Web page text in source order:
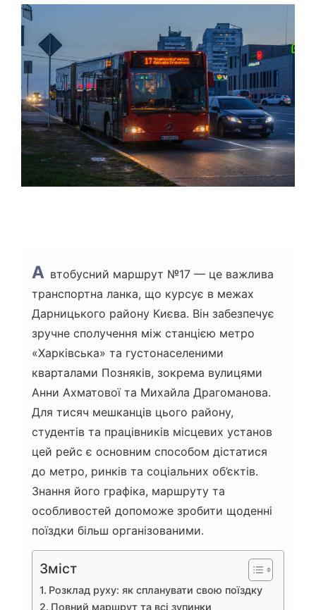
О
В
Н
Й
Ч
А
С
Т
А
Н
Н
Я
А втобусний маршрут №17 — це важлива
транспортна ланка, що курсує в межах
Дарницького району Києва. Він забезпечує
зручне сполучення між станцією метро
«Харківська» та густонаселеними
кварталами Позняків, зокрема вулицями
Анни Ахматової та Михайла Драгоманова.
Для тисяч мешканців цього району,
студентів та працівників місцевих установ
цей рейс є основним способом дістатися
до метро, ринків та соціальних об’єктів.
Знання його графіка, маршруту та
особливостей допоможе зробити щоденні
поїздки більш організованими.
Зміст
Розклад руху: як спланувати свою поїздку
Повний маршрут та всі зупинки